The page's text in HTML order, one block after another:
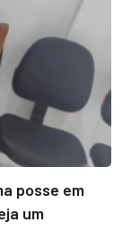
posse em
um